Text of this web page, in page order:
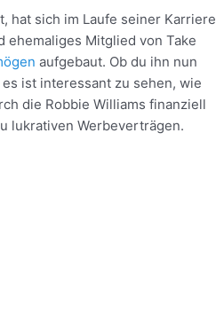
hat sich im Laufe seiner Karriere
ehemaliges Mitglied von Take
aufgebaut. Ob du ihn nun
ist interessant zu sehen, wie
die Robbie Williams finanziell
lukrativen Werbeverträgen.